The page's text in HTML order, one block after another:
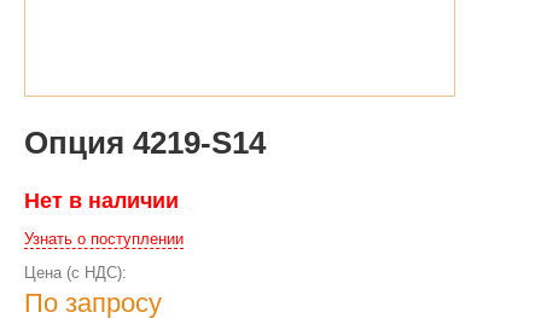
Опция 4219-S14
Нет в наличии
Узнать о поступлении
Цена (с НДС):
По запросу